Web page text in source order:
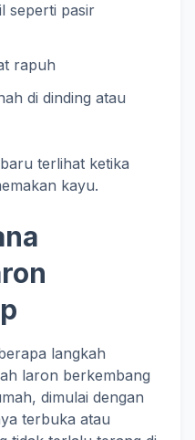
seperti pasir
rapuh
di dinding atau
terlihat ketika
kayu.
langkah
laron berkembang
dimulai dengan
terbuka atau